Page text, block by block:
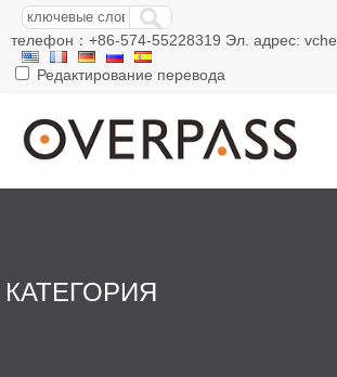
телефон：+86-574-55228319 Эл. адрес:
Редактирование перевода
КАТЕГОРИЯ